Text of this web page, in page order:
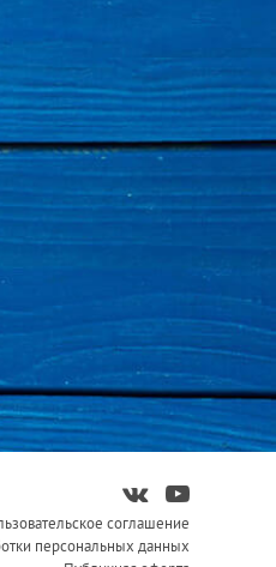
соглашение
персональных данных